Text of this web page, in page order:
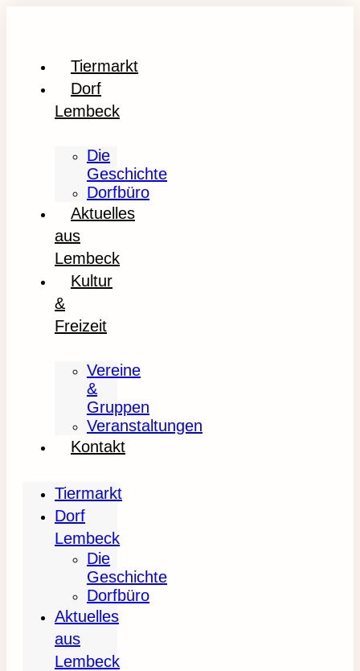
Tiermarkt
Dorf
Lembeck
Die
Geschichte
Dorfbüro
Aktuelles
aus
Lembeck
Kultur
&
Freizeit
Vereine
&
Gruppen
Veranstaltungen
Kontakt
Tiermarkt
Dorf
Lembeck
Die
Geschichte
Dorfbüro
Aktuelles
aus
Lembeck